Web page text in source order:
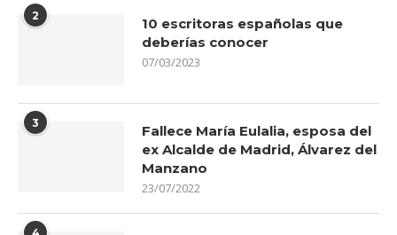
2
10 escritoras españolas que
deberías conocer
07/03/2023
3
Fallece María Eulalia, esposa del
ex Alcalde de Madrid, Álvarez del
Manzano
23/07/2022